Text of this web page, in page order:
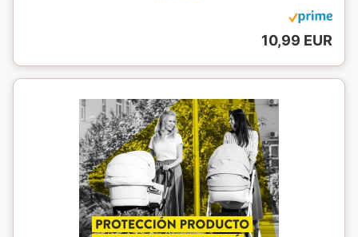
10,99 EUR